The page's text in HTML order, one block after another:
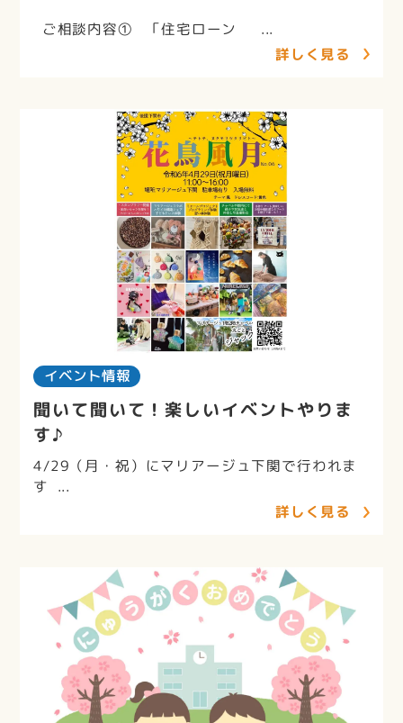
ご相談内容① 「住宅ローン ...
詳しく見る
イベント情報
聞いて聞いて！楽しいイベントやりま
す♪
4/29（月・祝）にマリアージュ下関で行われま
す ...
詳しく見る